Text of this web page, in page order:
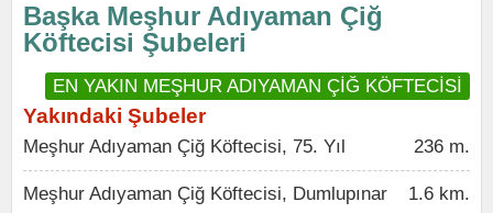
Başka Meşhur Adıyaman Çiğ
Köftecisi Şubeleri
EN YAKIN MEŞHUR ADIYAMAN ÇİĞ KÖFTECİSİ
Yakındaki Şubeler
Meşhur Adıyaman Çiğ Köftecisi, 75. Yıl 236 m.
Meşhur Adıyaman Çiğ Köftecisi, Dumlupınar 1.6 km.